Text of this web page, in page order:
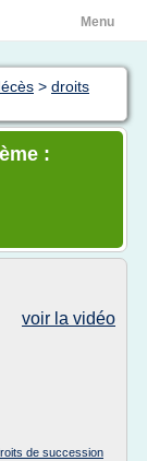
Menu
> droits
:
voir la vidéo
de succession